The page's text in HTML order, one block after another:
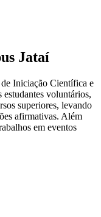
Jataí
Iniciação Científica e
voluntários,
superiores, levando
afirmativas. Além
em eventos